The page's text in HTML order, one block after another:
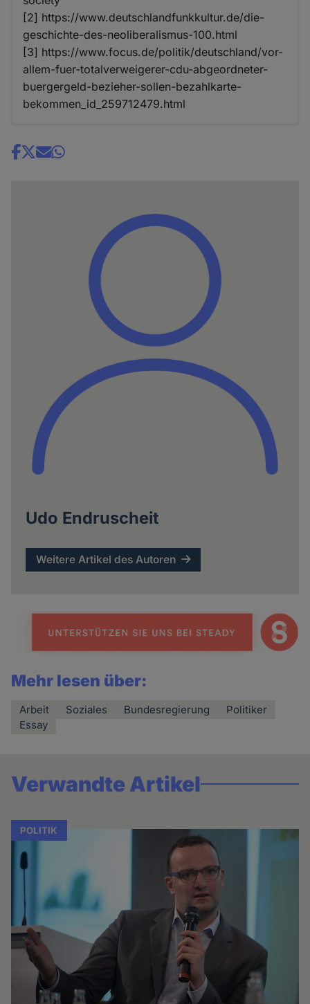
[2] https://www.deutschlandfunkkultur.de/die-
geschichte-des-neoliberalismus-100.html
[3] https://www.focus.de/politik/deutschland/vor-
allem-fuer-totalverweigerer-cdu-abgeordneter-
buergergeld-bezieher-sollen-bezahlkarte-
bekommen_id_259712479.html
Share
Udo Endruscheit
Weitere Artikel des Autoren
Mehr lesen über:
Arbeit Soziales Bundesregierung
Politiker
Essay
Verwandte Artikel
POLITIK